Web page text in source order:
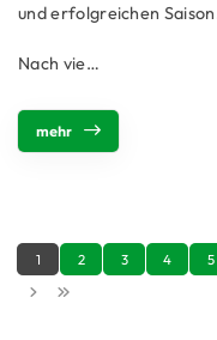
und erfolgreichen
Nach vie…
mehr
1 2 3 4 5